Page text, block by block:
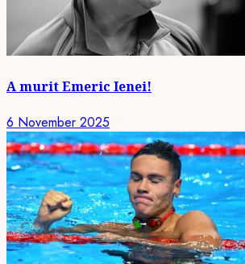
A murit Emeric Ienei!
6 November 2025